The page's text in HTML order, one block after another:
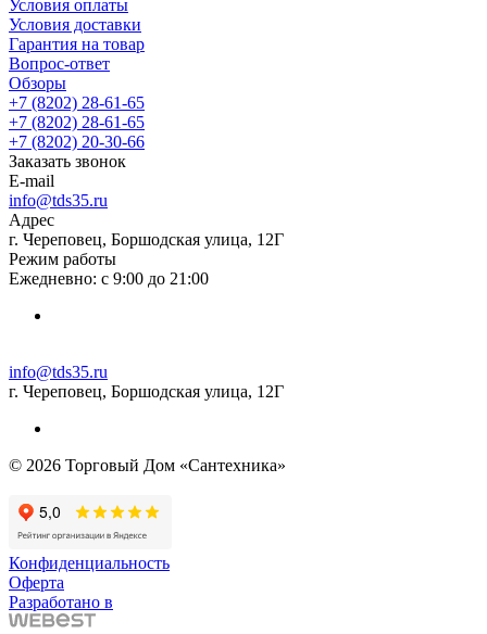
Условия оплаты
Условия доставки
Гарантия на товар
Вопрос-ответ
Обзоры
+7 (8202) 28‑61-65
+7 (8202) 28‑61-65
+7 (8202) 20‑30-66
Заказать звонок
E-mail
info@tds35.ru
Адрес
г. Череповец, Боршодская улица, 12Г
Режим работы
Ежедневно: с 9:00 до 21:00
info@tds35.ru
г. Череповец, Боршодская улица, 12Г
© 2026 Торговый Дом «Сантехника»
Конфиденциальность
Оферта
Разработано в